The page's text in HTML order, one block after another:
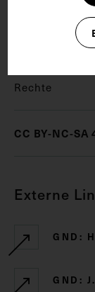
Pathologie
Rechte
CC BY-NC-SA
Externe
GND:
GND: